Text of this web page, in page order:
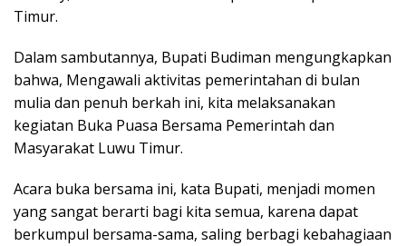
Timur.
Dalam sambutannya, Bupati Budiman mengungkapkan
bahwa, Mengawali aktivitas pemerintahan di bulan
mulia dan penuh berkah ini, kita melaksanakan
kegiatan Buka Puasa Bersama Pemerintah dan
Masyarakat Luwu Timur.
Acara buka bersama ini, kata Bupati, menjadi momen
yang sangat berarti bagi kita semua, karena dapat
berkumpul bersama-sama, saling berbagi kebahagiaan